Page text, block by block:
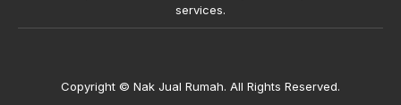
services.
Copyright © Nak Jual Rumah. All Rights Reserved.